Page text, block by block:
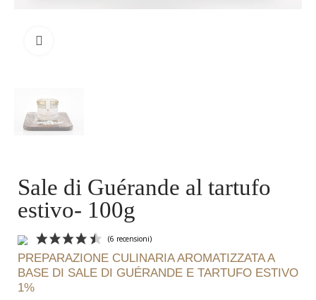
Sale di Guérande al tartufo
estivo- 100g
PREPARAZIONE CULINARIA AROMATIZZATA A
BASE DI SALE DI GUÉRANDE E TARTUFO ESTIVO
1%